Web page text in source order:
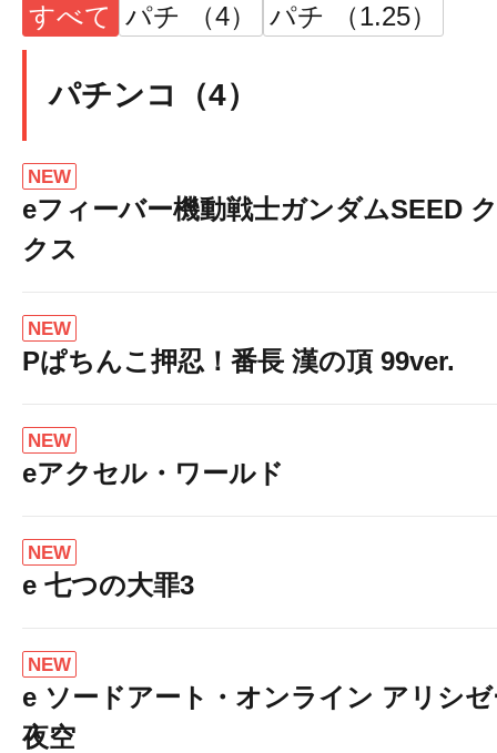
すべて パチ （4） パチ （1.25）
パチンコ（4）
NEW
eフィーバー機動戦士ガンダムSEED
クス
NEW
Pぱちんこ押忍！番長 漢の頂 99ver.
NEW
eアクセル・ワールド
NEW
e 七つの大罪3
NEW
e ソードアート・オンライン アリシ
夜空